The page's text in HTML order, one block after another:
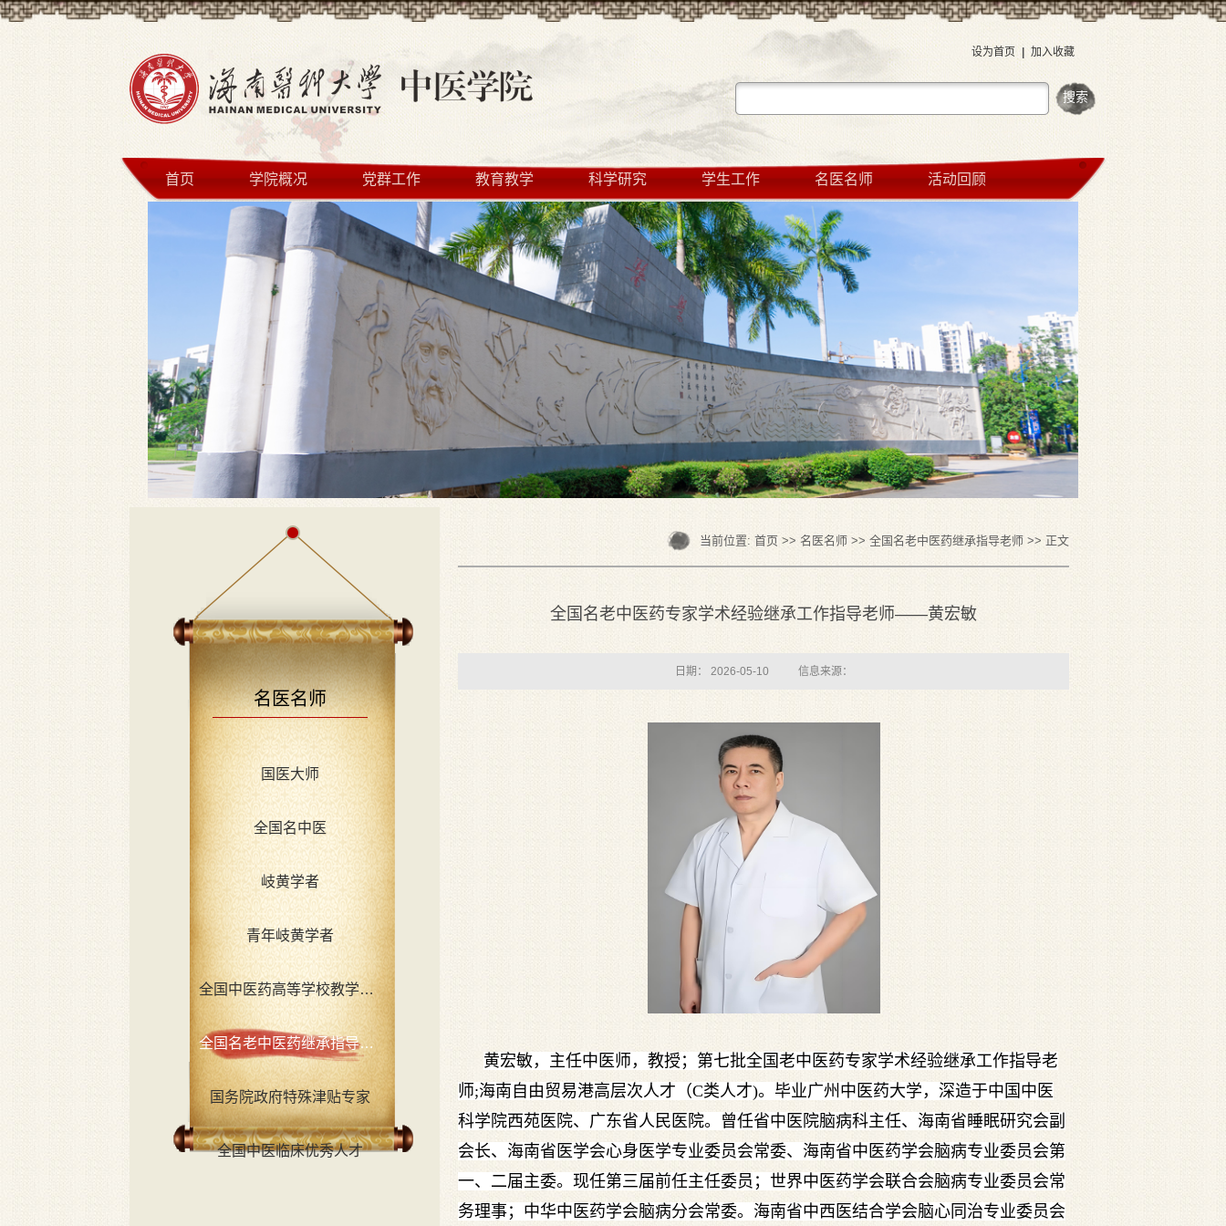
设为首页 加入收藏
首页 学院概况 党群工作 教育教学 科学研究 学生工作 名医名师 活动回顾
名医名师
国医大师
全国名中医
岐黄学者
青年岐黄学者
全国中医药高等学校教学名师
全国名老中医药继承指导老师
国务院政府特殊津贴专家
全国中医临床优秀人才
当前位置: 首页 >> 名医名师 >> 全国名老中医药继承指导老师 >> 正文
全国名老中医药专家学术经验继承工作指导老师——黄宏敏
日期： 2026-05-10 信息来源：
黄宏敏，主任中医师，教授；第七批全国老中医药专家学术经验继承工作指导老
师;海南自由贸易港高层次人才（C类人才)。毕业广州中医药大学，深造于中国中医
科学院西苑医院、广东省人民医院。曾任省中医院脑病科主任、海南省睡眠研究会副
会长、海南省医学会心身医学专业委员会常委、海南省中医药学会脑病专业委员会第
一、二届主委。现任第三届前任主任委员；世界中医药学会联合会脑病专业委员会常
务理事；中华中医药学会脑病分会常委。海南省中西医结合学会脑心同治专业委员会